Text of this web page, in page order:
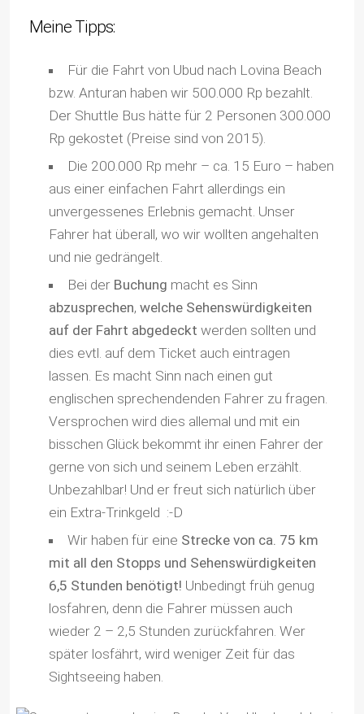
Meine Tipps:
Für die Fahrt von Ubud nach Lovina Beach
bzw. Anturan haben wir 500.000 Rp bezahlt.
Der Shuttle Bus hätte für 2 Personen 300.000
Rp gekostet (Preise sind von 2015).
Die 200.000 Rp mehr – ca. 15 Euro – haben
aus einer einfachen Fahrt allerdings ein
unvergessenes Erlebnis gemacht. Unser
Fahrer hat überall, wo wir wollten angehalten
und nie gedrängelt.
Bei der Buchung macht es Sinn
abzusprechen, welche Sehenswürdigkeiten
auf der Fahrt abgedeckt werden sollten und
dies evtl. auf dem Ticket auch eintragen
lassen. Es macht Sinn nach einen gut
englischen sprechendenden Fahrer zu fragen.
Versprochen wird dies allemal und mit ein
bisschen Glück bekommt ihr einen Fahrer der
gerne von sich und seinem Leben erzählt.
Unbezahlbar! Und er freut sich natürlich über
ein Extra-Trinkgeld :-D
Wir haben für eine Strecke von ca. 75 km
mit all den Stopps und Sehenswürdigkeiten
6,5 Stunden benötigt! Unbedingt früh genug
losfahren, denn die Fahrer müssen auch
wieder 2 – 2,5 Stunden zurückfahren. Wer
später losfährt, wird weniger Zeit für das
Sightseeing haben.